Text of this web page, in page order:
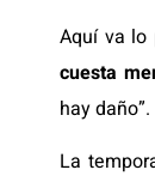
Aquí va lo
cuesta
hay daño”.
La